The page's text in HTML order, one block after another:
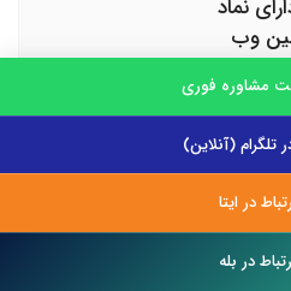
نماد
وب
یک جست و
شدن سایت
گام سوم:
فروشگاه
به
می
توجه
مشاوره فوری
تلگرام (آنلاین)
در ایتا
در بله